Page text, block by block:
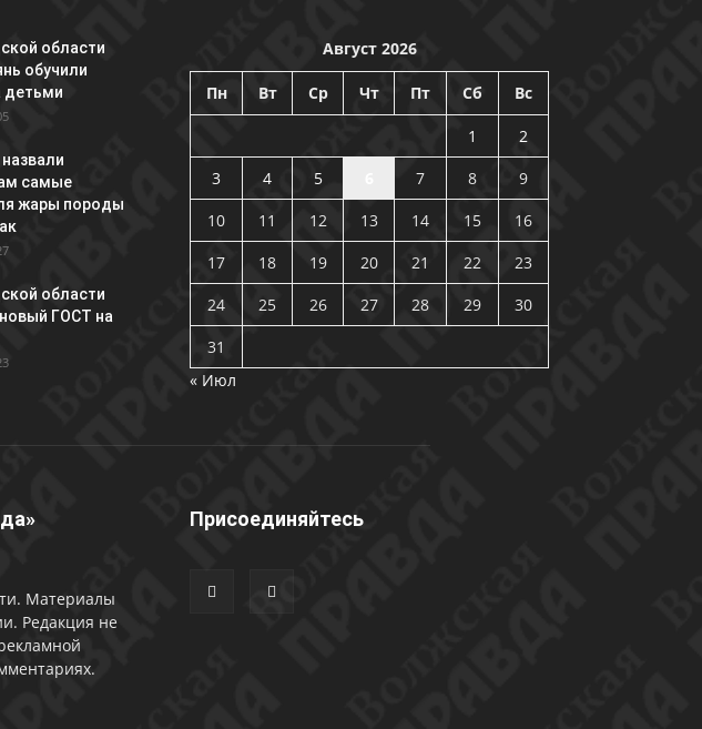
области
обучили
детьми
самые
жары породы
области
ГОСТ на
Август 2026
Пн Вт Ср Чт Пт Сб Вс
1
2
3
4 5 7 8
9
10
11 12 13 14 15
16
17
18 19 20 21 22
23
24
25 26 27 28 29
30
31
« Июл
Материалы
Редакция не
Присоединяйтесь